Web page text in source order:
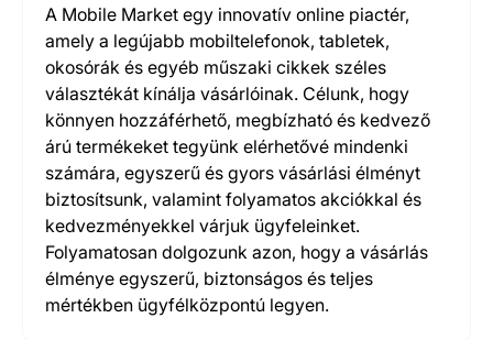
A Mobile Market egy innovatív online piactér,
amely a legújabb mobiltelefonok, tabletek,
okosórák és egyéb műszaki cikkek széles
választékát kínálja vásárlóinak. Célunk, hogy
könnyen hozzáférhető, megbízható és kedvező
árú termékeket tegyünk elérhetővé mindenki
számára, egyszerű és gyors vásárlási élményt
biztosítsunk, valamint folyamatos akciókkal és
kedvezményekkel várjuk ügyfeleinket.
Folyamatosan dolgozunk azon, hogy a vásárlás
élménye egyszerű, biztonságos és teljes
mértékben ügyfélközpontú legyen.